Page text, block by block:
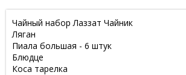
Чайный набор Лаззат Чайник
Ляган
Пиала большая - 6 штук
Блюдце
Коса тарелка